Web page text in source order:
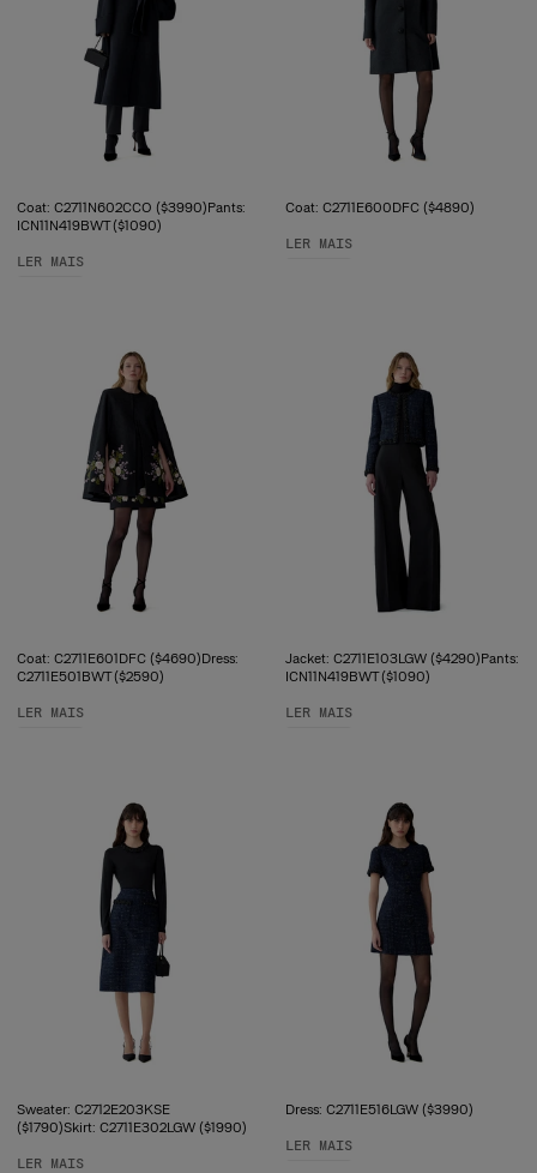
Coat: C2711N602CCO ($3990)Pants:
ICN11N419BWT ($1090)
LER MAIS
Coat: C2711E600DFC ($4890)
LER MAIS
Coat: C2711E601DFC ($4690)Dress:
C2711E501BWT ($2590)
LER MAIS
Jacket: C2711E103LGW ($4290)Pants:
ICN11N419BWT ($1090)
LER MAIS
Sweater: C2712E203KSE
($1790)Skirt: C2711E302LGW ($1990)
LER MAIS
Dress: C2711E516LGW ($3990)
LER MAIS